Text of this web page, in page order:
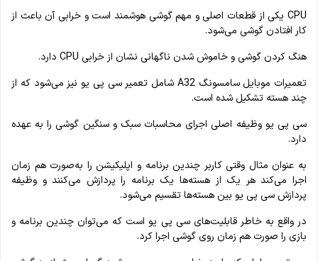
CPU یکی از قطعات اصلی و مهم گوشی هوشمند است و خرابی آن باعث از
کار افتادن گوشی می‌شود.
هنگ کردن گوشی و خاموش شدن ناگهانی نشان از خرابی CPU دارد.
تعمیرات موبایل سامسونگ A32 شامل تعمیر سی پی یو نیز می‌شود که از
چند هسته تشکیل شده است.
سی پی یو وظیفه اصلی اجرای محاسبات سبک و سنگین گوشی را به عهده
دارد.
به‌ عنوان‌ مثال وقتی کاربر چندین برنامه و اپلیکیشن را به‌صورت هم‌ زمان
اجرا می‌کند هر یک از هسته‌ها یک برنامه را پردازش می‌کنند و وظیفه
پردازش سی پی یو بین هسته‌ها تقسیم می‌شود.
در واقع به خاطر قابلیت‌های سی پی یو است که می‌توان چندین برنامه و
بازی را صورت هم‌ زمان روی گوشی اجرا کرد.